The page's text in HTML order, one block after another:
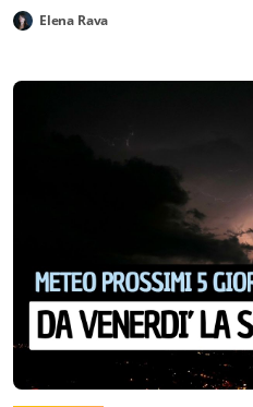
Elena Rava